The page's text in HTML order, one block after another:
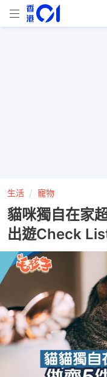
生活 寵物
貓咪獨自在家
出遊Check